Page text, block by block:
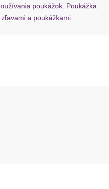
poukážok. Poukážka
a poukážkami.